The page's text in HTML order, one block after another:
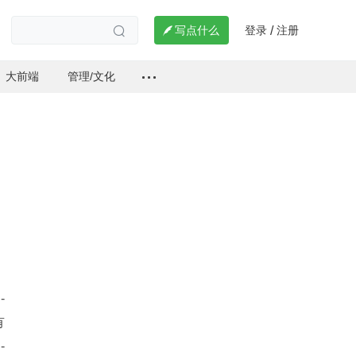
  写点什么 登录 / 注册
大前端 管理/文化